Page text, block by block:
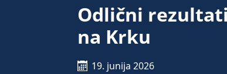
Odlični
na Krku
19. junija 2026